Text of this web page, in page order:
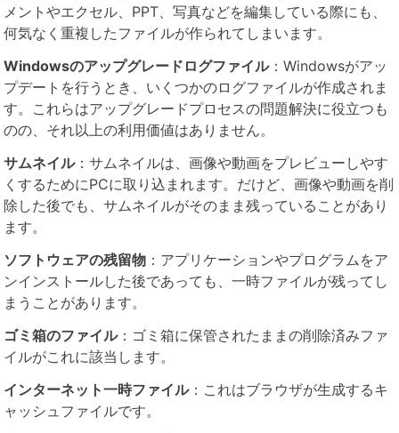
メントやエクセル、PPT、写真などを編集している際にも、
何気なく重複したファイルが作られてしまいます。
Windowsのアップグレードログファイル：Windowsがアッ
プデートを行うとき、いくつかのログファイルが作成されま
す。これらはアップグレードプロセスの問題解決に役立つも
のの、それ以上の利用価値はありません。
サムネイル：サムネイルは、画像や動画をプレビューしやす
くするためにPCに取り込まれます。だけど、画像や動画を削
除した後でも、サムネイルがそのまま残っていることがあり
ます。
ソフトウェアの残留物 ：アプリケーションやプログラムをア
ンインストールした後であっても、一時ファイルが残ってし
まうことがあります。
ゴミ箱のファイル：ゴミ箱に保管されたままの削除済みファ
イルがこれに該当します。
インターネット一時ファイル：これはブラウザが生成するキ
ャッシュファイルです。